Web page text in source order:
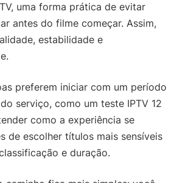
uma forma prática de evitar
antes do filme começar. Assim,
estabilidade e
preferem iniciar com um período
serviço, como um teste IPTV 12
como a experiência se
de escolher títulos mais sensíveis
e duração.